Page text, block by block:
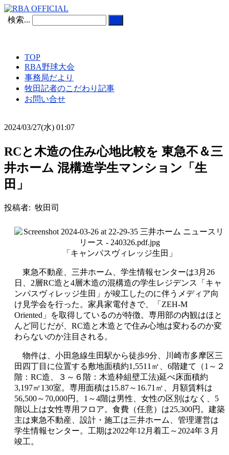
検索...
TOP
RBA野球大会
事務局だより
牧田記者のこだわり記事
お問い合せ
2024/03/27(水) 01:07
RCと木造の住み心地比較を 東急不＆三
井ホーム 混構造学生マンション「生
田」
投稿者: 牧田司
「キャンパスヴィレッジ生田」
東急不動産、三井ホーム、学生情報センターは3月 26
日、 2層RC造と4層木造の混構造の学生レジデンス「キャ
ンパスヴィレッジ生田」が竣工したのに伴うメディア向
け見学会を行った。家具家電付きで、「 ZEH-M
Oriented 」を取得しているのが特徴。専用部の内観はほと
んど同じだが、 RC造と木造とで住み心地は変わるのか変
わらないのか注目される。
物件は、小田急線生田駅から徒歩9分、川崎市多摩区三
田四丁目に位置する敷地面積約1,5511 ㎡、 6階建て（1 ～２
階： RC造、３～６階：木造枠組壁工法)延べ床面積約
3,197㎡130室。専用面積は15.87～ 16.71 ㎡、月額賃料は
56,500～ 70,000円。 1 ～4階は男性、女性の区別はなく、 5
階以上は女性専用フロア。食費（任意）は25,300円。建築
主は東急不動産、設計・施工は三井ホーム、管理運営は
学生情報センター。工期は2022年12 月着工～ 2024年３月
竣工。